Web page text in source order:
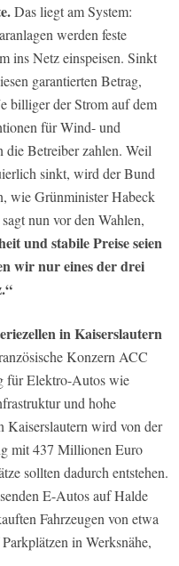
Das liegt am System:
werden feste
ins Netz einspeisen. Sinkt
garantierten Betrag,
billiger der Strom auf dem
für Wind- und
die Betreiber zahlen. Weil
sinkt, wird der Bund
wie Grünminister Habeck
nun vor den Wahlen,
und stabile Preise seien
wir nur eines der drei
in Kaiserslautern
Konzern ACC
für Elektro-Autos wie
und hohe
Kaiserslautern wird von der
mit 437 Millionen Euro
sollten dadurch entstehen.
E-Autos auf Halde
Fahrzeugen von etwa
in Werksnähe,